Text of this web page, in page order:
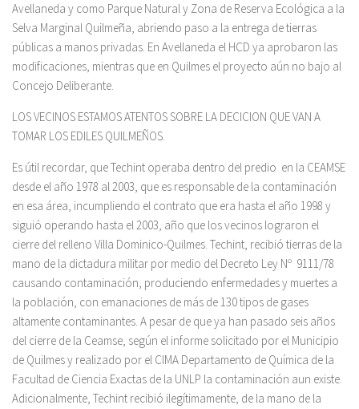
Avellaneda y como Parque Natural y Zona de Reserva Ecológica a la
Selva Marginal Quilmeña, abriendo paso a la entrega de tierras
públicas a manos privadas. En Avellaneda el HCD ya aprobaron las
modificaciones, mientras que en Quilmes el proyecto aún no bajo al
Concejo Deliberante.
LOS VECINOS ESTAMOS ATENTOS SOBRE LA DECICION QUE VAN A
TOMAR LOS EDILES QUILMEÑOS.
Es útil recordar, que Techint operaba dentro del predio en la CEAMSE
desde el año 1978 al 2003, que es responsable de la contaminación
en esa área, incumpliendo el contrato que era hasta el año 1998 y
siguió operando hasta el 2003, año que los vecinos lograron el
cierre del relleno Villa Dominico-Quilmes. Techint, recibió tierras de la
mano de la dictadura militar por medio del Decreto Ley Nº 9111/78
causando contaminación, produciendo enfermedades y muertes a
la población, con emanaciones de más de 130 tipos de gases
altamente contaminantes. A pesar de que ya han pasado seis años
del cierre de la Ceamse, según el informe solicitado por el Municipio
de Quilmes y realizado por el CIMA Departamento de Química de la
Facultad de Ciencia Exactas de la UNLP la contaminación aun existe.
Adicionalmente, Techint recibió ilegítimamente, de la mano de la